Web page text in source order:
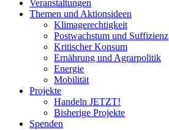
Veranstaltungen
Themen und Aktionsideen
Klimagerechtigkeit
Postwachstum und Suffizienz
Kritischer Konsum
Ernährung und Agrarpolitik
Energie
Mobilität
Projekte
Handeln JETZT!
Bisherige Projekte
Spenden